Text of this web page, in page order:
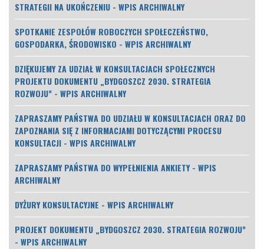
STRATEGII NA UKOŃCZENIU - WPIS ARCHIWALNY
SPOTKANIE ZESPOŁÓW ROBOCZYCH SPOŁECZEŃSTWO,
GOSPODARKA, ŚRODOWISKO - WPIS ARCHIWALNY
DZIĘKUJEMY ZA UDZIAŁ W KONSULTACJACH SPOŁECZNYCH
PROJEKTU DOKUMENTU „BYDGOSZCZ 2030. STRATEGIA
ROZWOJU” - WPIS ARCHIWALNY
ZAPRASZAMY PAŃSTWA DO UDZIAŁU W KONSULTACJACH ORAZ DO
ZAPOZNANIA SIĘ Z INFORMACJAMI DOTYCZĄCYMI PROCESU
KONSULTACJI - WPIS ARCHIWALNY
ZAPRASZAMY PAŃSTWA DO WYPEŁNIENIA ANKIETY - WPIS
ARCHIWALNY
DYŻURY KONSULTACYJNE - WPIS ARCHIWALNY
PROJEKT DOKUMENTU „BYDGOSZCZ 2030. STRATEGIA ROZWOJU”
- WPIS ARCHIWALNY